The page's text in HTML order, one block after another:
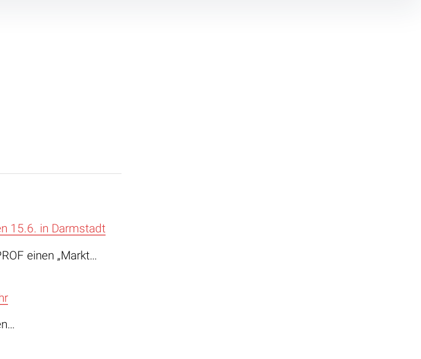
15.6. in Darmstadt
einen „Markt…